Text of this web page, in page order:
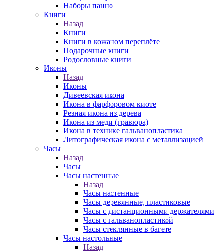
Наборы панно
Книги
Назад
Книги
Книги в кожаном переплёте
Подарочные книги
Родословные книги
Иконы
Назад
Иконы
Дивеевская икона
Икона в фарфоровом киоте
Резная икона из дерева
Икона из меди (гравюра)
Икона в технике гальванопластика
Литографическая икона с металлизацией
Часы
Назад
Часы
Часы настенные
Назад
Часы настенные
Часы деревянные, пластиковые
Часы с дистанционными держателями
Часы с гальванопластикой
Часы стеклянные в багете
Часы настольные
Назад